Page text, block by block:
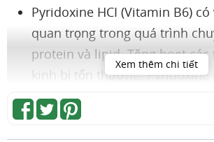
Pyridoxine HCI (Vitamin B6)
quan trọng trong quá trình
protein và lipid. Tăng hoạt các
kinh bị tổn thương. Pyridoxine
trực tiếp trong quá trình hấp
acidtừ ruột non. Các bằng
nhiều cho thấyVitamin B6liên
Xem thêm chi tiết